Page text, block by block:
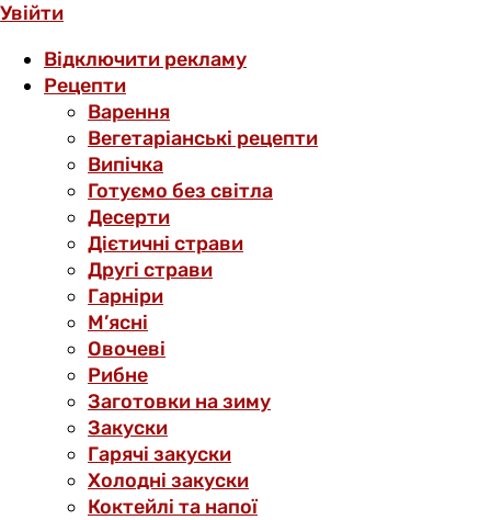
Увійти
Відключити рекламу
Рецепти
Варення
Вегетаріанські рецепти
Випічка
Готуємо без світла
Десерти
Дієтичні страви
Другі страви
Гарніри
М’ясні
Овочеві
Рибне
Заготовки на зиму
Закуски
Гарячі закуски
Холодні закуски
Коктейлі та напої